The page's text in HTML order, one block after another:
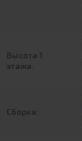
Высота 1
этажа:
Сборка: